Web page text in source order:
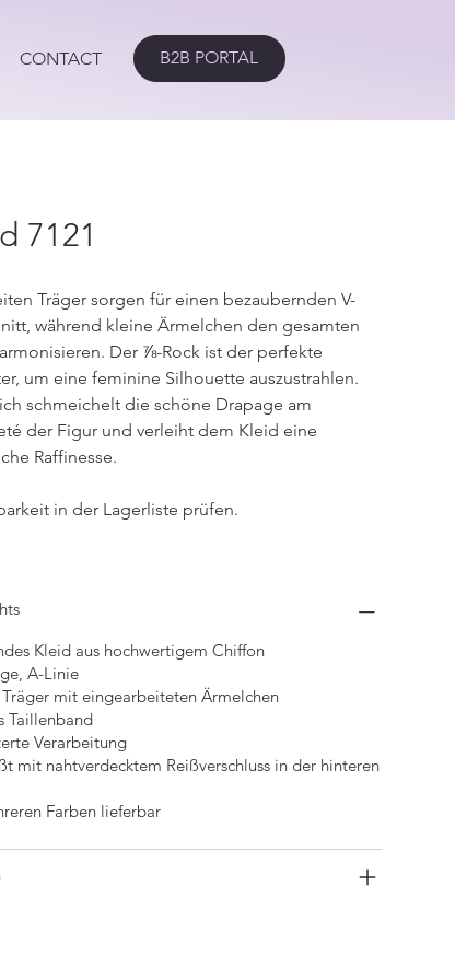
CONTACT B2B PORTAL
7121
Träger sorgen für einen bezaubernden V-
während kleine Ärmelchen den gesamten
Der ⅞-Rock ist der perfekte
um eine feminine Silhouette auszustrahlen.
schmeichelt die schöne Drapage am
der Figur und verleiht dem Kleid eine
Raffinesse.
in der Lagerliste prüfen.
Kleid aus hochwertigem Chiffon
A-Linie
mit eingearbeiteten Ärmelchen
Taillenband
Verarbeitung
mit nahtverdecktem Reißverschluss in der hinteren
Farben lieferbar